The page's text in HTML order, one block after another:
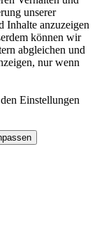
unserer
Inhalte anzuzeigen
können wir
abgleichen und
nur wenn
Einstellungen